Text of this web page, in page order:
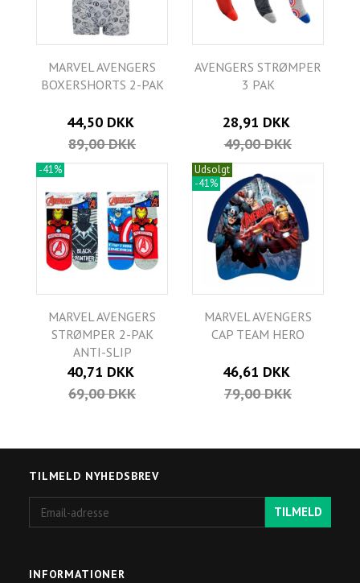
MARVEL AVENGERS
BOXERSHORTS 2-PAK
44,50 DKK
89,00 DKK
AVENGERS STRØMPER
3 PAK
28,91 DKK
49,00 DKK
-41%
MARVEL AVENGERS
STRØMPER 2-PAK
ANTI-SLIP
40,71 DKK
69,00 DKK
Udsolgt
-41%
MARVEL AVENGERS
CAP TEAM HERO
46,61 DKK
79,00 DKK
TILMELD NYHEDSBREV
adresse
TILMELD
INFORMATIONER